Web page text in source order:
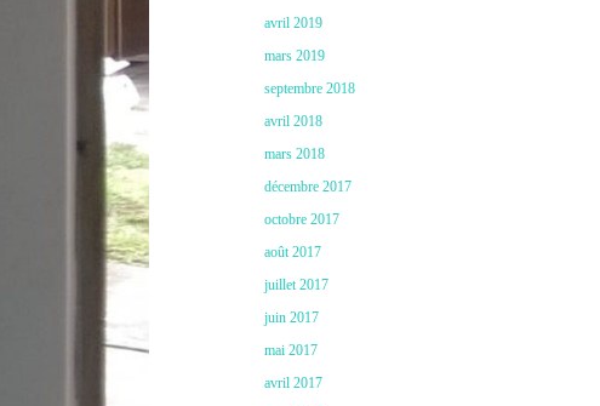
avril 2019
mars 2019
septembre 2018
avril 2018
mars 2018
décembre 2017
octobre 2017
août 2017
juillet 2017
juin 2017
mai 2017
avril 2017